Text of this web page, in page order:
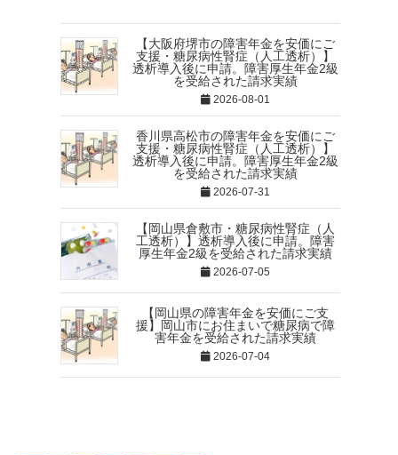
【大阪府堺市の障害年金を安価にご
支援・糖尿病性腎症（人工透析）】
透析導入後に申請。障害厚生年金2級
を受給された請求実績
2026-08-01
香川県高松市の障害年金を安価にご
支援・糖尿病性腎症（人工透析）】
透析導入後に申請。障害厚生年金2級
を受給された請求実績
2026-07-31
【岡山県倉敷市・糖尿病性腎症（人
工透析）】透析導入後に申請。障害
厚生年金2級を受給された請求実績
2026-07-05
【岡山県の障害年金を安価にご支
援】岡山市にお住まいで糖尿病で障
害年金を受給された請求実績
2026-07-04